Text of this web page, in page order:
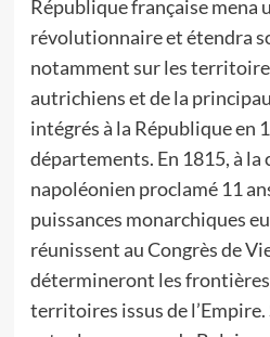
République française mena
révolutionnaire et étendra
notamment sur les
autrichiens et de la
intégrés à la République en
départements. En 1815, à la
napoléonien proclamé 11
puissances monarchiques
réunissent au Congrès de
détermineront les frontières
territoires issus de